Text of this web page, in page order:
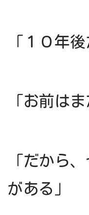
「１０年後
「お前は
「だから
がある」